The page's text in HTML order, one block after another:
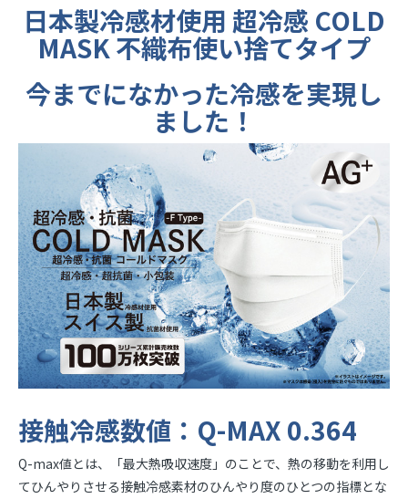
日本製冷感材使用 超冷感 COLD
MASK 不織布使い捨てタイプ
今までになかった冷感を実現し
ました！
接触冷感数値：Q-MAX 0.364
Q-max値とは、「最大熱吸収速度」のことで、熱の移動を利用し
てひんやりさせる接触冷感素材のひんやり度のひとつの指標とな